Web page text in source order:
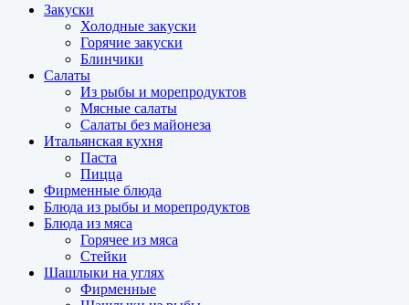
Закуски
Холодные закуски
Горячие закуски
Блинчики
Салаты
Из рыбы и морепродуктов
Мясные салаты
Салаты без майонеза
Итальянская кухня
Паста
Пицца
Фирменные блюда
Блюда из рыбы и морепродуктов
Блюда из мяса
Горячее из мяса
Стейки
Шашлыки на углях
Фирменные